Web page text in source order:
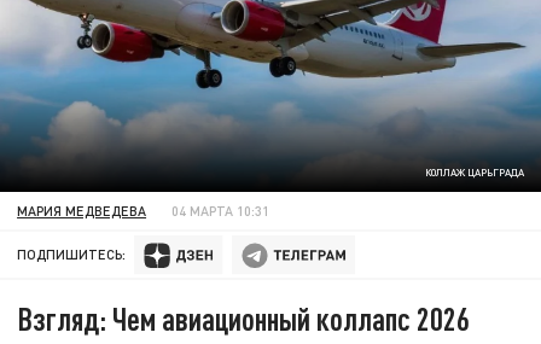
КОЛЛАЖ ЦАРЬГРАДА
МАРИЯ МЕДВЕДЕВА 04 МАРТА 10:31
ПОДПИШИТЕСЬ:
Взгляд: Чем авиационный коллапс 2026